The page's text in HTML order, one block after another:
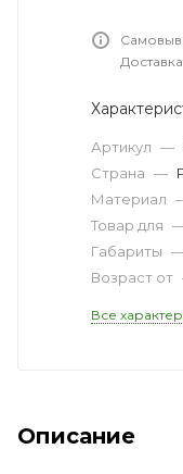
Артикул —
Страна —
Материал
Товар для
Габариты
Возраст от
Все
Описание